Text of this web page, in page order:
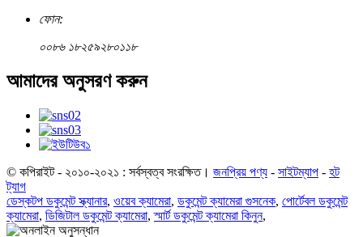
ফোন:
০০৮৬ ১৮২৫৯২৮০১১৮
আমাদের অনুসরণ করুন
© কপিরাইট - ২০১০-২০২১ : সর্বস্বত্ব সংরক্ষিত। জনপ্রিয় পণ্য - সাইটম্যাপ - হট
ট্যাগ
ডেস্কটপ ডকুমেন্ট স্ক্যানার, ওয়েব ক্যামেরা, ডকুমেন্ট ক্যামেরা গুসনেক, পোর্টেবল ডকুমেন্ট
ক্যামেরা, ডিজিটাল ডকুমেন্ট ক্যামেরা,স্মার্ট ডকুমেন্ট ক্যামেরা কিনুন,